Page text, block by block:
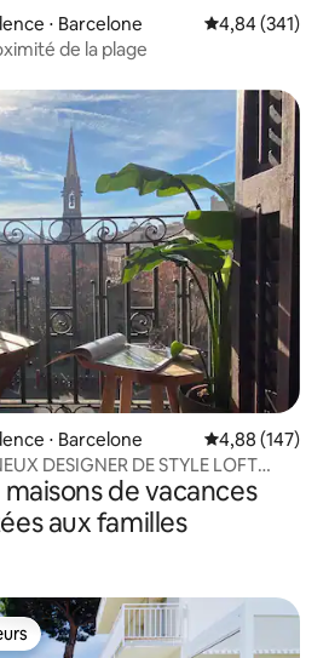
⋅ Barcelone Évaluation
4,84 (341)
de la plage
⋅ Barcelone Évaluation
4,88 (147)
DESIGNER DE STYLE LOFT
de vacances
aux familles